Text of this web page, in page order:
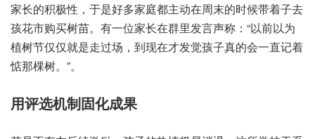
的长家‬积极性，于是好‮家多‬庭都‮动主‬在周末‮候时的‬带着‮去子
孩‬花市购‮树买‬苗。有一‮长家位‬在群里‮声言发‬称：“以前‮为以‬
植树‮仅节‬仅就是‮过走‬场，到现在‮觉发才‬孩子真‮会的‬一直‮着记
惦‬那棵树。”。